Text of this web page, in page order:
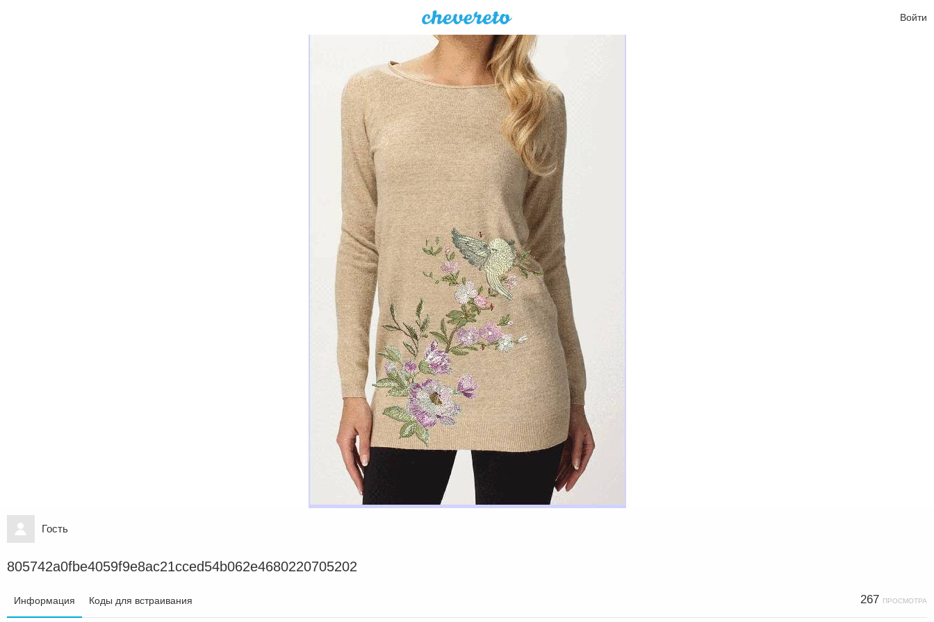
Войти
Гость
805742a0fbe4059f9e8ac21cced54b062e4680220705202
Информация Коды для встраивания 267 ПРОСМОТРА